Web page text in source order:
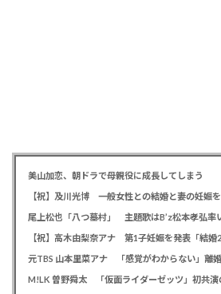
美山加恋、朝ドラで母親役に成長してしまう